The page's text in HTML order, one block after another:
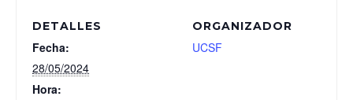
DETALLES
Fecha:
28/05/2024
Hora:
ORGANIZADOR
UCSF